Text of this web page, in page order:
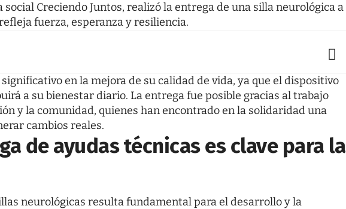
Creciendo Juntos, realizó la entrega de una silla neurológica a
fuerza, esperanza y resiliencia.
en la mejora de su calidad de vida, ya que el dispositivo
a su bienestar diario. La entrega fue posible gracias al trabajo
y la comunidad, quienes han encontrado en la solidaridad una
cambios reales.
de ayudas técnicas es clave para la
neurológicas resulta fundamental para el desarrollo y la